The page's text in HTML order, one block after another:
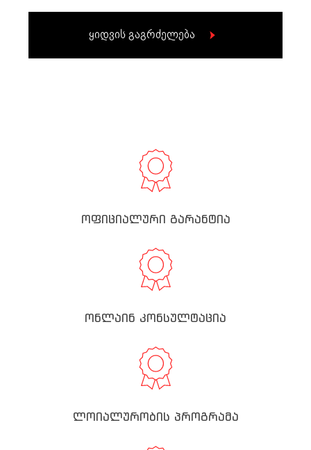
ყიდვის გაგრძელება
ოფიციალური გარანტია
ონლაინ კონსულტაცია
ლოიალურობის პროგრამა